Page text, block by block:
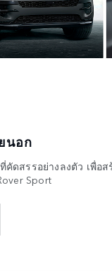
นอก
คัดสรรอย่างลงตัว เพื่อ
Sport